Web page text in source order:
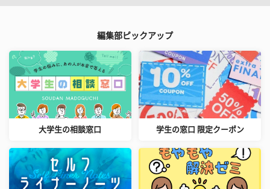
編集部ピックアップ
大学生の相談窓口 学生の窓口 限定クーポン